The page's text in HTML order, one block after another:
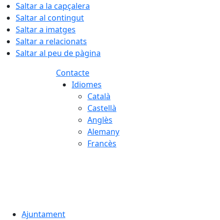
Saltar a la capçalera
Saltar al contingut
Saltar a imatges
Saltar a relacionats
Saltar al peu de pàgina
Contacte
Idiomes
Català
Castellà
Anglès
Alemany
Francès
Ajuntament